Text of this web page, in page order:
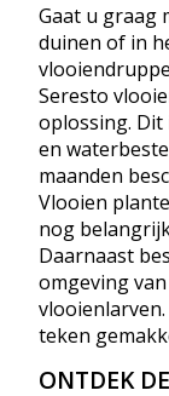
Gaat u graag
duinen of in
Seresto
oplossing. Dit
en
maanden
Vlooien
nog
Daarnaast
omgeving
teken
ONTDEK